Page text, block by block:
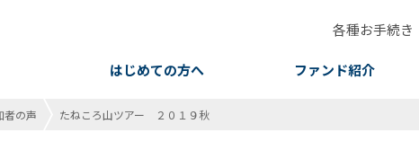
はじめての方へ ファンド紹介
各種お手続き
者の声 たねころ山ツアー ２０１９秋